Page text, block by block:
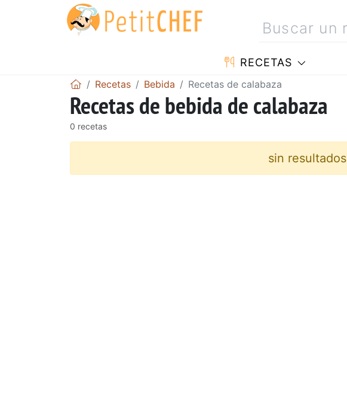
RECETAS
Recetas Bebida Recetas de calabaza
Recetas de bebida de calabaza
0 recetas
sin resultados